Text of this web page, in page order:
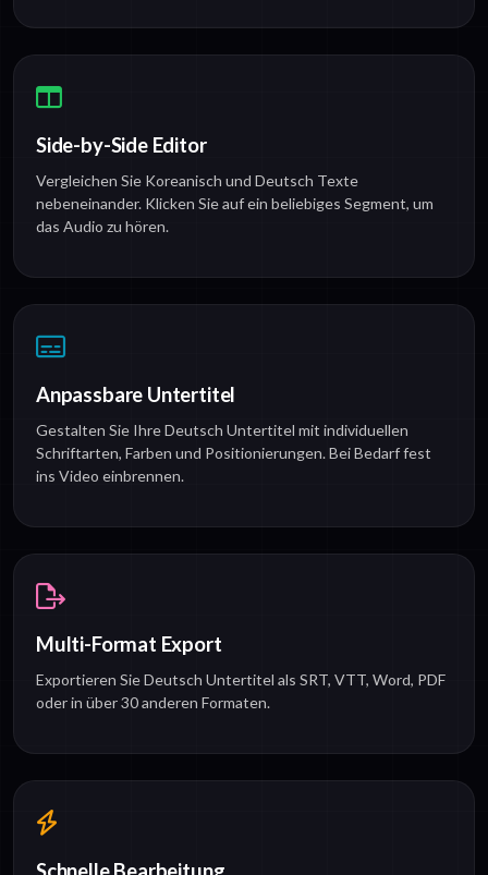
Side-by-Side Editor
Vergleichen Sie Koreanisch und Deutsch Texte
nebeneinander. Klicken Sie auf ein beliebiges Segment, um
das Audio zu hören.
Anpassbare Untertitel
Gestalten Sie Ihre Deutsch Untertitel mit individuellen
Schriftarten, Farben und Positionierungen. Bei Bedarf fest
ins Video einbrennen.
Multi-Format Export
Exportieren Sie Deutsch Untertitel als SRT, VTT, Word, PDF
oder in über 30 anderen Formaten.